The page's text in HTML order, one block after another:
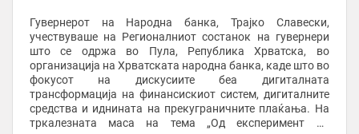
Гувернерот на Народна банка, Трајко Славески,
учествуваше на Регионалниот состанок на гувернери
што се одржа во Пула, Република Хрватска, во
организација на Хрватската народна банка, каде што во
фокусот на дискусиите беа дигиталната
трансформација на финансискиот систем, дигиталните
средства и иднината на прекуграничните плаќања. На
тркалезната маса на тема „Од експеримент до